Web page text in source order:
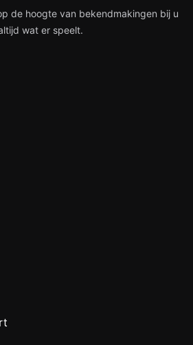
de hoogte van bekendmakingen bij u
wat er speelt.